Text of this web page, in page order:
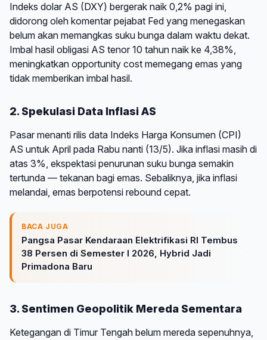
Indeks dolar AS (DXY) bergerak naik 0,2% pagi ini,
didorong oleh komentar pejabat Fed yang menegaskan
belum akan memangkas suku bunga dalam waktu dekat.
Imbal hasil obligasi AS tenor 10 tahun naik ke 4,38%,
meningkatkan opportunity cost memegang emas yang
tidak memberikan imbal hasil.
2. Spekulasi Data Inflasi AS
Pasar menanti rilis data Indeks Harga Konsumen (CPI)
AS untuk April pada Rabu nanti (13/5). Jika inflasi masih di
atas 3%, ekspektasi penurunan suku bunga semakin
tertunda — tekanan bagi emas. Sebaliknya, jika inflasi
melandai, emas berpotensi rebound cepat.
BACA JUGA
Pangsa Pasar Kendaraan Elektrifikasi RI Tembus
38 Persen di Semester I 2026, Hybrid Jadi
Primadona Baru
3. Sentimen Geopolitik Mereda Sementara
Ketegangan di Timur Tengah belum mereda sepenuhnya,